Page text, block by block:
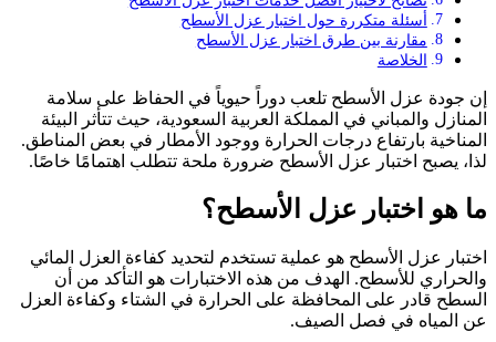
أسئلة متكررة حول اختبار عزل الأسطح
مقارنة بين طرق اختبار عزل الأسطح
الخلاصة
إن جودة عزل الأسطح تلعب دوراً حيوياً في الحفاظ على سلامة
المنازل والمباني في المملكة العربية السعودية، حيث تتأثر البيئة
المناخية بارتفاع درجات الحرارة ووجود الأمطار في بعض المناطق.
لذا، يصبح اختبار عزل الأسطح ضرورة ملحة تتطلب اهتمامًا خاصًا.
ما هو اختبار عزل الأسطح؟
اختبار عزل الأسطح هو عملية تستخدم لتحديد كفاءة العزل المائي
والحراري للأسطح. الهدف من هذه الاختبارات هو التأكد من أن
السطح قادر على المحافظة على الحرارة في الشتاء وكفاءة العزل
عن المياه في فصل الصيف.